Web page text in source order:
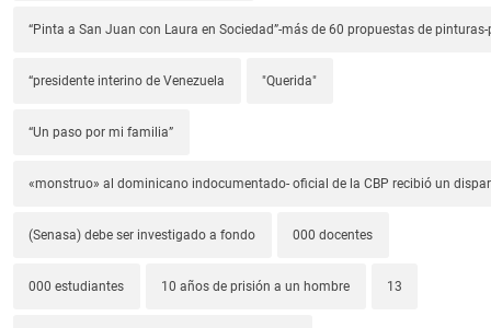
“Pinta a San Juan con Laura en Sociedad”-más de 60 propuestas de
“presidente interino de Venezuela "Querida"
“Un paso por mi familia”
«monstruo» al dominicano indocumentado- oficial de la CBP recibió un
(Senasa) debe ser investigado a fondo 000 docentes
000 estudiantes 10 años de prisión a un hombre 13